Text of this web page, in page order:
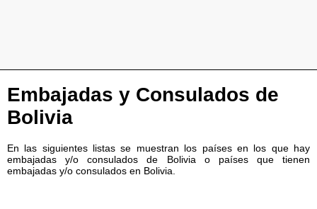
Embajadas y Consulados de
Bolivia
En las siguientes listas se muestran los países en los que hay
embajadas y/o consulados de Bolivia o países que tienen
embajadas y/o consulados en Bolivia.